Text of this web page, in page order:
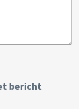
bericht